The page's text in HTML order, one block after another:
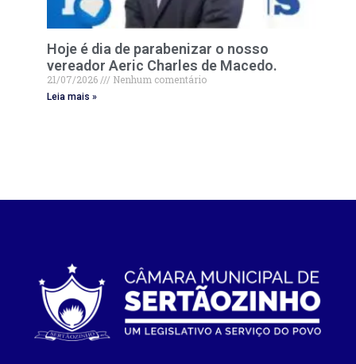
Hoje é dia de parabenizar o nosso
vereador Aeric Charles de Macedo.
21/07/2026 Nenhum comentário
Leia mais »